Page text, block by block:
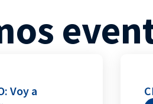
Voy a